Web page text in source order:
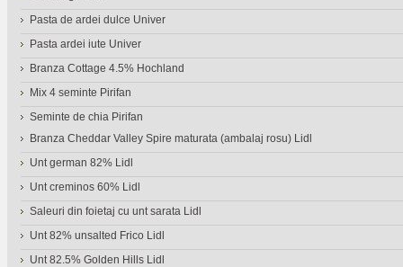
Pasta de ardei dulce Univer
Pasta ardei iute Univer
Branza Cottage 4.5% Hochland
Mix 4 seminte Pirifan
Seminte de chia Pirifan
Branza Cheddar Valley Spire maturata (ambalaj rosu) Lidl
Unt german 82% Lidl
Unt creminos 60% Lidl
Saleuri din foietaj cu unt sarata Lidl
Unt 82% unsalted Frico Lidl
Unt 82.5% Golden Hills Lidl